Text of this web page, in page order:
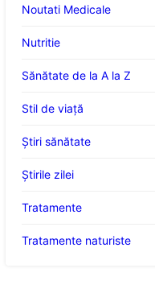
Noutati Medicale
Nutritie
Sănătate de la A la Z
Stil de viaţă
Ştiri sănătate
Știrile zilei
Tratamente
Tratamente naturiste